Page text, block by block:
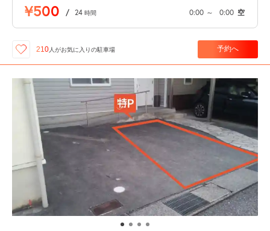
¥500 / 24 時間 0:00 ～ 0:00 空
210 人がお気に入りの駐車場 予約へ